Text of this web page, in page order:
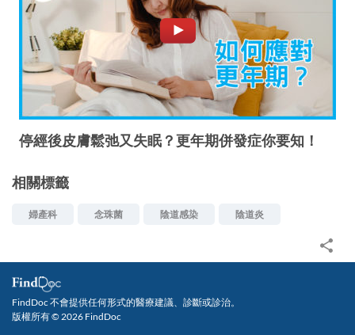
停經後皮膚鬆弛又失眠？更年期併發症你要知！
相關標籤
婦產科 念珠菌 陰道感染 陰道炎
FindDoc 不會提供任何形式的醫療建議、診斷或診治。
版權所有 © 2026 FindDoc